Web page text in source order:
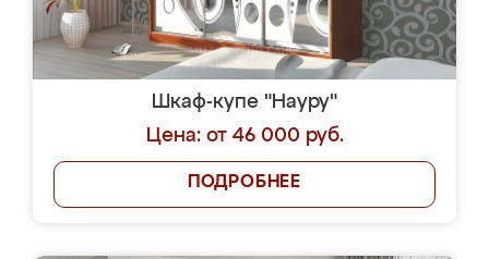
Шкаф-купе "Науру"
Цена: от 46 000 руб.
ПОДРОБНЕЕ